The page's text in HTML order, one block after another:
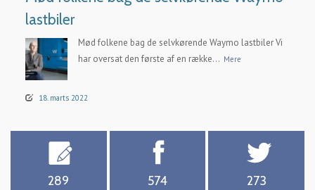
lastbiler
Mød folkene bag de selvkørende Waymo lastbiler Vi
har oversat den første af en række... Mere
18. marts 2022
289 574 273